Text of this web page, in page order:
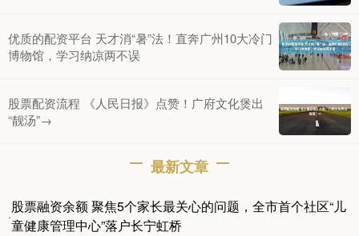
优质的配资平台 天才消“暑”法！直奔广州10大冷门
博物馆，学习纳凉两不误
股票配资流程 《人民日报》点赞！广府文化煲出
“靓汤”→
最新文章
·
股票融资余额 聚焦5个家长最关心的问题，全市首个社区“儿
童健康管理中心”落户长宁虹桥